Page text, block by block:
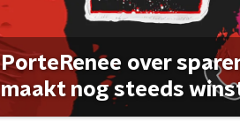
PorteRenee over
maakt nog steeds